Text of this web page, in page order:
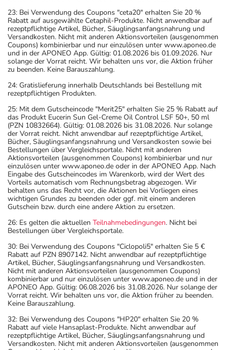
23: Bei Verwendung des Coupons "ceta20" erhalten Sie 20 %
Rabatt auf ausgewählte Cetaphil-Produkte. Nicht anwendbar auf
rezeptpflichtige Artikel, Bücher, Säuglingsanfangsnahrung und
Versandkosten. Nicht mit anderen Aktionsvorteilen (ausgenommen
Coupons) kombinierbar und nur einzulösen unter www.aponeo.de
und in der APONEO App. Gültig: 01.08.2026 bis 01.09.2026. Nur
solange der Vorrat reicht. Wir behalten uns vor, die Aktion früher
zu beenden. Keine Barauszahlung.
24: Gratislieferung innerhalb Deutschlands bei Bestellung mit
rezeptpflichtigen Produkten.
25: Mit dem Gutscheincode "Merit25" erhalten Sie 25 % Rabatt auf
das Produkt Eucerin Sun Gel-Creme Oil Control LSF 50+, 50 ml
(PZN 10832664). Gültig: 01.08.2026 bis 31.08.2026. Nur solange
der Vorrat reicht. Nicht anwendbar auf rezeptpflichtige Artikel,
Bücher, Säuglingsanfangsnahrung und Versandkosten sowie bei
Bestellungen über Vergleichsportale. Nicht mit anderen
Aktionsvorteilen (ausgenommen Coupons) kombinierbar und nur
einzulösen unter www.aponeo.de oder in der APONEO App. Nach
Eingabe des Gutscheincodes im Warenkorb, wird der Wert des
Vorteils automatisch vom Rechnungsbetrag abgezogen. Wir
behalten uns das Recht vor, die Aktionen bei Vorliegen eines
wichtigen Grundes zu beenden oder ggf. mit einem anderen
Gutschein bzw. durch eine andere Aktion zu ersetzen.
26: Es gelten die aktuellen Teilnahmebedingungen. Nicht bei
Bestellungen über Vergleichsportale.
30: Bei Verwendung des Coupons "Ciclopoli5" erhalten Sie 5 €
Rabatt auf PZN 8907142. Nicht anwendbar auf rezeptpflichtige
Artikel, Bücher, Säuglingsanfangsnahrung und Versandkosten.
Nicht mit anderen Aktionsvorteilen (ausgenommen Coupons)
kombinierbar und nur einzulösen unter www.aponeo.de und in der
APONEO App. Gültig: 06.08.2026 bis 31.08.2026. Nur solange der
Vorrat reicht. Wir behalten uns vor, die Aktion früher zu beenden.
Keine Barauszahlung.
32: Bei Verwendung des Coupons "HP20" erhalten Sie 20 %
Rabatt auf viele Hansaplast-Produkte. Nicht anwendbar auf
rezeptpflichtige Artikel, Bücher, Säuglingsanfangsnahrung und
Versandkosten. Nicht mit anderen Aktionsvorteilen (ausgenommen